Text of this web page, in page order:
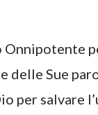
Onnipotente
delle Sue
per salvare